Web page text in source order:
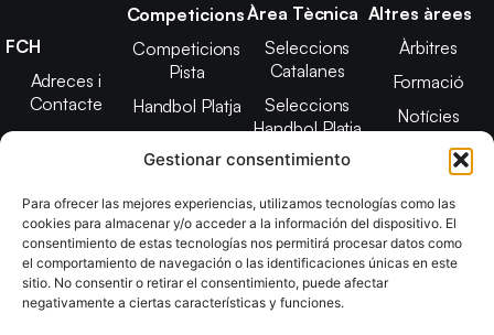
Gestionar consentimiento
Para ofrecer las mejores experiencias, utilizamos tecnologías como las
cookies para almacenar y/o acceder a la información del dispositivo. El
consentimiento de estas tecnologías nos permitirá procesar datos como
el comportamiento de navegación o las identificaciones únicas en este
sitio. No consentir o retirar el consentimiento, puede afectar
negativamente a ciertas características y funciones.
FCH
Adreces i
Contacte
Junta Directiva
2025
Estatuts
Transparència
Imatge
Competicions
Competicions
Pista
Handbol Platja
Àrea Tècnica
Seleccions
Catalanes
Seleccions
Handbol Platja
Tecnificació
CATH
Promoció
Altres àrees
Àrbitres
Formació
Notícies
Adreces de
contacte